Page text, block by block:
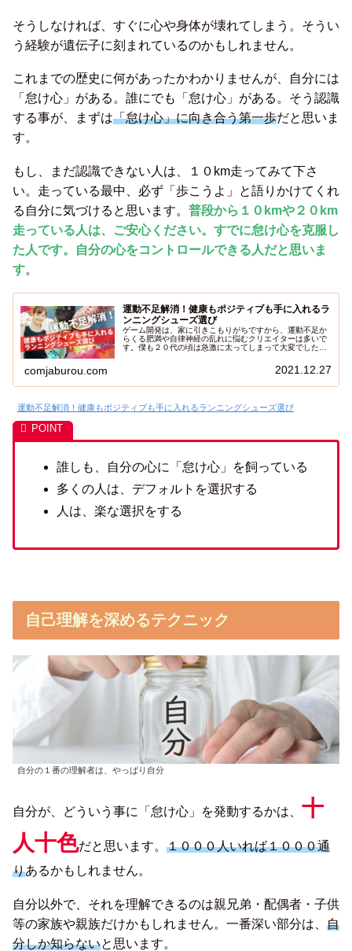
そうしなければ、すぐに心や身体が壊れてしまう。そうい
う経験が遺伝子に刻まれているのかもしれません。
これまでの歴史に何があったかわかりませんが、自分には
「怠け心」がある。誰にでも「怠け心」がある。そう認識
する事が、まずは「怠け心」に向き合う第一歩だと思いま
す。
もし、まだ認識できない人は、１０km走ってみて下さ
い。走っている最中、必ず「歩こうよ」と語りかけてくれ
る自分に気づけると思います。 普段から１０kmや２０km
走っている人は、ご安心ください。すでに怠け心を克服し
た人です。自分の心をコントロールできる人だと思いま
す。
運動不足解消！健康もポジティブも手に入れるラ
ンニングシューズ選び
ゲーム開発は、家に引きこもりがちですから、運動不足か
らくる肥満や自律神経の乱れに悩むクリエイターは多いで
す。僕も２０代の頃は急激に太ってしまって大変でした。
でした。走ることで心身の健康を維持できるだけでなく、
ストレス解消や自己肯定感の向上にもつながります。しか
に、どのようにして走りたくなるランニングシューズを見
comjaburou.com 2021.12.27
運動不足解消！健康もポジティブも手に入れるランニングシューズ選び
誰しも、自分の心に「怠け心」を飼っている
多くの人は、デフォルトを選択する
人は、楽な選択をする
自己理解を深めるテクニック
自分の１番の理解者は、やっぱり自分
自分が、どういう事に「怠け心」を発動するかは、 十
人十色だと思います。 １０００人いれば１０００通
りあるかもしれません。
自分以外で、それを理解できるのは親兄弟・配偶者・子供
等の家族や親族だけかもしれません。一番深い部分は、 自
分しか知らないと思います。